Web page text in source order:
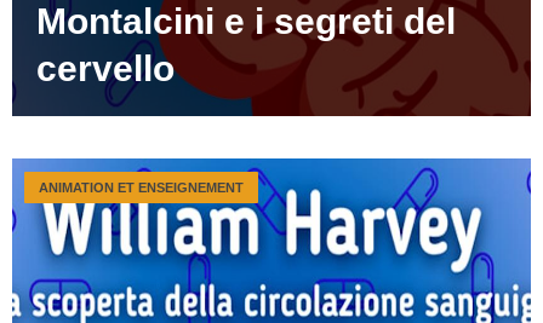
Montalcini e i segreti del
cervello
ANIMATION ET ENSEIGNEMENT